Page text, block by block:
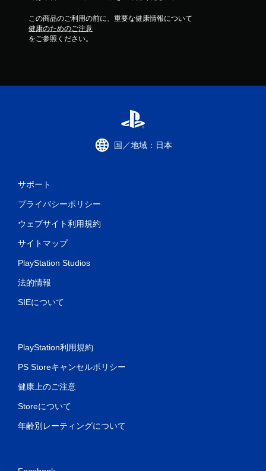
この商品のご利用の前に、重要な健康情報について
健康のためのご注意
をご参照ください。
国／地域：日本
サポート
プライバシーポリシー
ウェブサイト利用規約
サイトマップ
PlayStation Studios
法的情報
SIEについて
PlayStation利用規約
PS Storeキャンセルポリシー
健康上のご注意
Storeについて
年齢別レーティングについて